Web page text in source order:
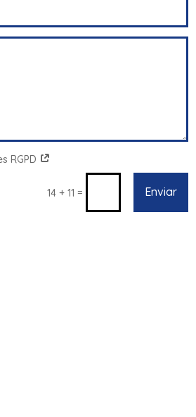
RGPD
14 + 11 = Enviar